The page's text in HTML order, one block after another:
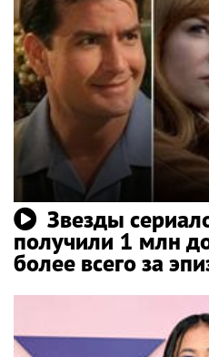
Звезды
получили 1 млн
более всего за